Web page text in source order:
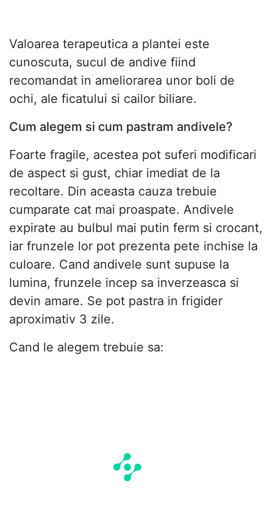
Valoarea terapeutica a plantei este
cunoscuta, sucul de andive fiind
recomandat in ameliorarea unor boli de
ochi, ale ficatului si cailor biliare.
Cum alegem si cum pastram andivele?
Foarte fragile, acestea pot suferi modificari
de aspect si gust, chiar imediat de la
recoltare. Din aceasta cauza trebuie
cumparate cat mai proaspate. Andivele
expirate au bulbul mai putin ferm si crocant,
iar frunzele lor pot prezenta pete inchise la
culoare. Cand andivele sunt supuse la
lumina, frunzele incep sa inverzeasca si
devin amare. Se pot pastra in frigider
aproximativ 3 zile.
Cand le alegem trebuie sa: